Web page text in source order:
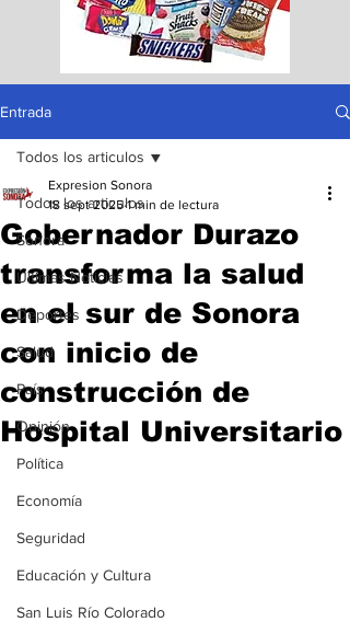
Entrada
Todos los articulos
Sonora
Ultimas Noticias
Deportes
Salud
País
Opinión
Política
Economía
Seguridad
Educación y Cultura
San Luis Río Colorado
Todos los articulos
Gobernador Durazo
transforma la salud
en el sur de Sonora
con inicio de
construcción de
Hospital Universitario
Expresion Sonora
18 sept 2025 1 min de lectura